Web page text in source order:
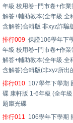
年級 校用卷+門市卷+作
解答+輔助教本(全年級.全
含解答)合輯版 非xyz詐騙
排行009 保證106學年下
年級 校用卷+門市卷+作
解答+輔助教本(全年級.全
含解答)合輯版(非xyz所出
排行010 107學年下學期
碟 康軒版 1-6年級 (全年
題庫光碟
排行011 106學年下學期